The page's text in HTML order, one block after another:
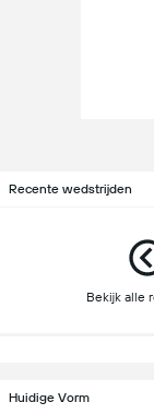
Recente wedstrijden
Bekijk alle
Huidige Vorm